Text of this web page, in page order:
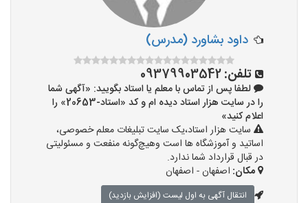
داود بشاورد (مدرس)
تلفن:09379903542
لطفا پس از تماس با معلم یا استاد بگویید: «آگهی شما
را در سایت هزار استاد دیده ام و کد «استاد-20653» را
اعلام کنید»
سایت هزار استاد،یک سایت تبلیغات معلم خصوصی،
اساتید و آموزشگاه ها است وهیچ‌گونه منفعت و مسئولیتی
در قبال قرارداد شما ندارد.
مکان: اصفهان - اصفهان
انتقال آگهی به اول لیست (افزایش بازدید)